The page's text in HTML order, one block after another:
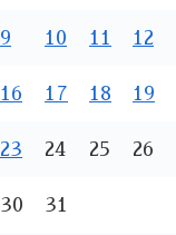
9 10 11 12
16 17 18 19
23 24 25 26
30 31